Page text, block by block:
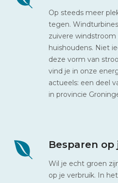
Op steeds meer
tegen.
zuivere windstroom
huishoudens. Niet
deze vorm van
vind je in onze
actueels: een deel
in provincie
Besparen
Wil je echt groen
op je verbruik. In